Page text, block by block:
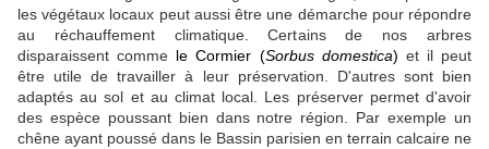
les végétaux locaux peut aussi être une démarche pour répondre
au réchauffement climatique. Certains de nos arbres
disparaissent comme le Cormier (Sorbus domestica) et il peut
être utile de travailler à leur préservation. D'autres sont bien
adaptés au sol et au climat local. Les préserver permet d'avoir
des espèce poussant bien dans notre région. Par exemple un
chêne ayant poussé dans le Bassin parisien en terrain calcaire ne